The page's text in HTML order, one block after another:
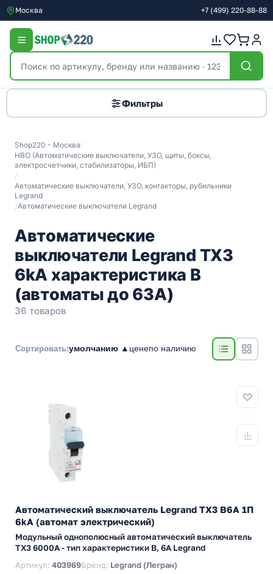
Москва +7 (499) 220-88-88
Фильтры
Shop220 - Москва/
НВО (Автоматические выключатели, УЗО, щиты, боксы,
электросчетчики, стабилизаторы, ИБП)
/
Автоматические выключатели, УЗО, контакторы, рубильники
Legrand
/Автоматические выключатели Legrand
Автоматические
выключатели Legrand TX3
6kA характеристика B
(автоматы до 63А)
36 товаров
Сортировать:умолчанию ▲ ценепо наличию
Автоматический выключатель Legrand TX3 B6A 1П
6kA (автомат электрический)
Модульный однополюсный автоматический выключатель
TX3 6000А - тип характеристики B, 6А Legrand
Артикул: 403969Бренд: Legrand (Легран)